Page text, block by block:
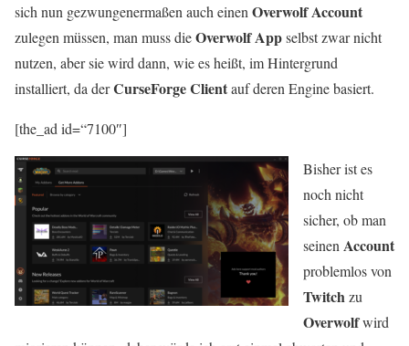
sich nun gezwungenermaßen auch einen Overwolf Account
zulegen müssen, man muss dieOverwolf Appselbst zwar nicht
nutzen, aber sie wird dann, wie es heißt, im Hintergrund
installiert, da derCurseForge Clientauf deren Engine basiert.
[the_ad id=“7100″]
Bisher ist es
noch nicht
sicher, ob man
seinen Account
problemlos von
Twitchzu
Overwolfwird